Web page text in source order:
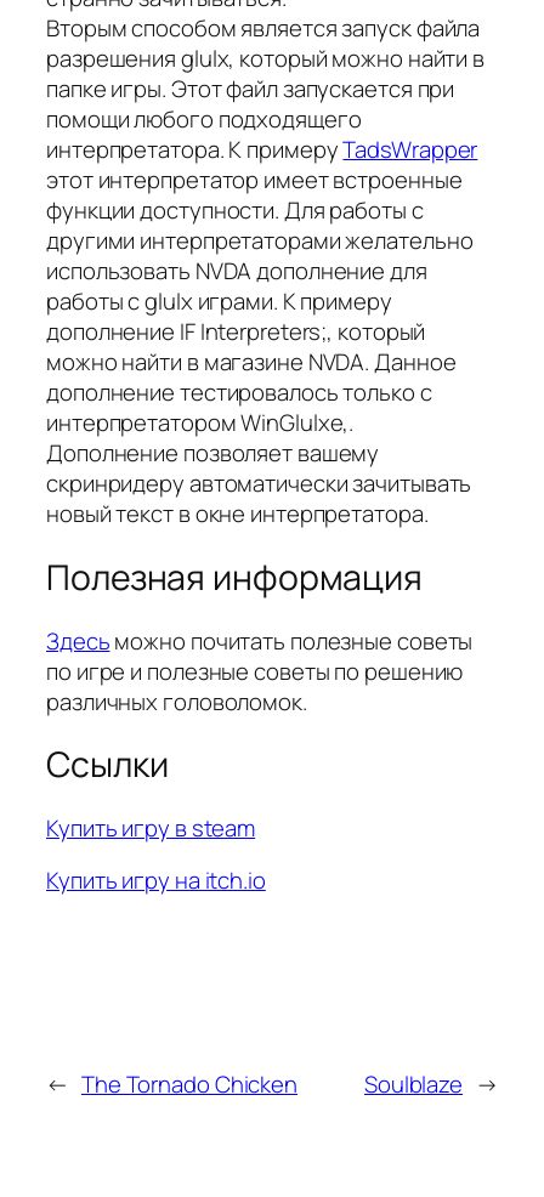
Вторым способом является запуск файла
разрешения glulx, который можно найти в
папке игры. Этот файл запускается при
помощи любого подходящего
интерпретатора. К примеруTadsWrapper
этот интерпретатор имеет встроенные
функции доступности. Для работы с
другими интерпретаторами желательно
использовать NVDA дополнение для
работы с glulx играми. К примеру
дополнение IF Interpreters;, который
можно найти в магазине NVDA. Данное
дополнение тестировалось только с
интерпретатором WinGlulxe,.
Дополнение позволяет вашему
скринридеру автоматически зачитывать
новый текст в окне интерпретатора.
Полезная информация
Здесьможно почитать полезные советы
по игре и полезные советы по решению
различных головоломок.
Ссылки
Купить игру в steam
Купить игру на itch.io
← The Tornado Chicken Soulblaze →